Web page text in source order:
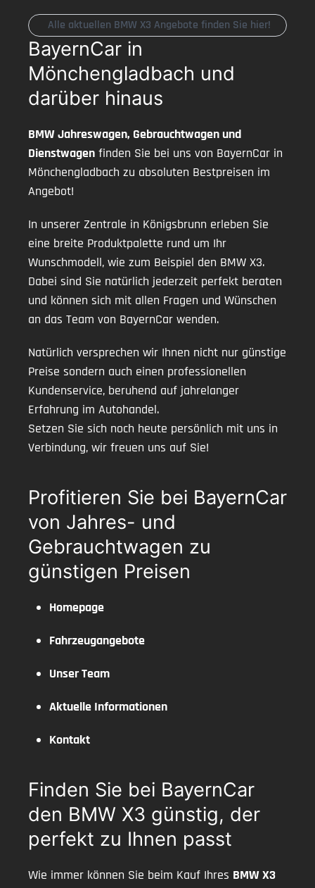
Alle aktuellen BMW X3 Angebote finden Sie hier!
BayernCar in
Mönchengladbach und
darüber hinaus
BMW Jahreswagen, Gebrauchtwagen und
Dienstwagen finden Sie bei uns von BayernCar in
Mönchengladbach zu absoluten Bestpreisen im
Angebot!
In unserer Zentrale in Königsbrunn erleben Sie
eine breite Produktpalette rund um Ihr
Wunschmodell, wie zum Beispiel den BMW X3.
Dabei sind Sie natürlich jederzeit perfekt beraten
und können sich mit allen Fragen und Wünschen
an das Team von BayernCar wenden.
Natürlich versprechen wir Ihnen nicht nur günstige
Preise sondern auch einen professionellen
Kundenservice, beruhend auf jahrelanger
Erfahrung im Autohandel.
Setzen Sie sich noch heute persönlich mit uns in
Verbindung, wir freuen uns auf Sie!
Profitieren Sie bei BayernCar
von Jahres- und
Gebrauchtwagen zu
günstigen Preisen
Homepage
Fahrzeugangebote
Unser Team
Aktuelle Informationen
Kontakt
Finden Sie bei BayernCar
den BMW X3 günstig, der
perfekt zu Ihnen passt
Wie immer können Sie beim Kauf Ihres BMW X3